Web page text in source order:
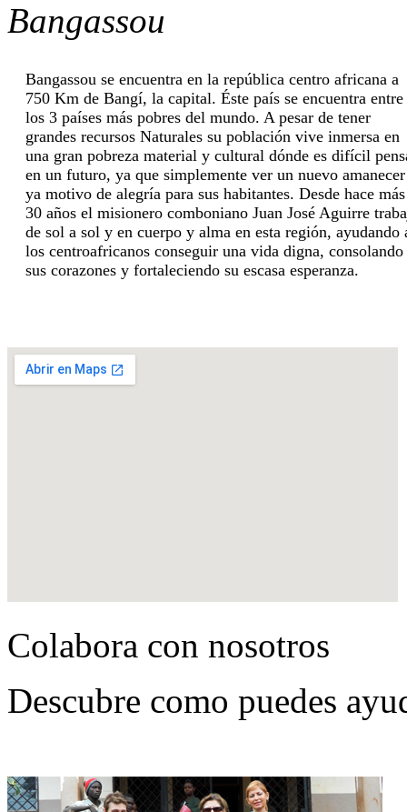
Bangassou
Bangassou se encuentra en la república centro africana a
750 Km de Bangí, la capital. Éste país se encuentra entre
los 3 países más pobres del mundo. A pesar de tener
grandes recursos Naturales su población vive inmersa en
una gran pobreza material y cultural dónde es difícil
en un futuro, ya que simplemente ver un nuevo amanecer
ya motivo de alegría para sus habitantes. Desde hace
30 años el misionero comboniano Juan José Aguirre
de sol a sol y en cuerpo y alma en esta región, ayudando
los centroafricanos conseguir una vida digna, consolando
sus corazones y fortaleciendo su escasa esperanza.
Colabora con nosotros
Descubre como puedes